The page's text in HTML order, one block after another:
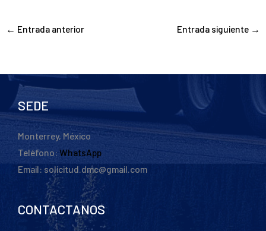
← Entrada anterior Entrada siguiente →
SEDE
Monterrey, México
Teléfono: WhatsApp
Email: solicitud.dmc@gmail.com
CONTACTANOS